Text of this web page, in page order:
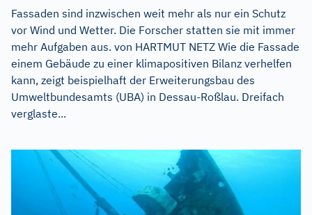
Fassaden sind inzwischen weit mehr als nur ein Schutz
vor Wind und Wetter. Die Forscher statten sie mit immer
mehr Aufgaben aus. von HARTMUT NETZ Wie die Fassade
einem Gebäude zu einer klimapositiven Bilanz verhelfen
kann, zeigt beispielhaft der Erweiterungsbau des
Umweltbundesamts (UBA) in Dessau-Roßlau. Dreifach
verglaste...